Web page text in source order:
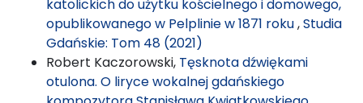
katolickich do użytku kościelnego i domowego,
opublikowanego w Pelplinie w 1871 roku,Studia
Gdańskie: Tom 48 (2021)
Robert Kaczorowski, Tęsknota dźwiękami
otulona. O liryce wokalnej gdańskiego